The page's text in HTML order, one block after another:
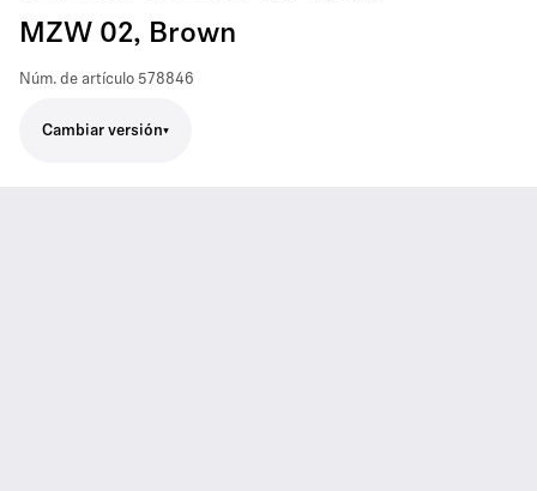
MZW 02, Brown
Núm. de artículo 578846
Cambiar versión